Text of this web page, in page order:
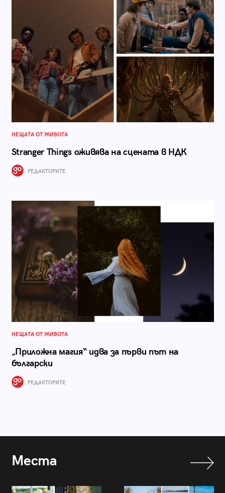
НЕЩАТА ОТ ЖИВОТА
Stranger Things оживява на сцената в НДК
РЕДАКТОРИТЕ
НЕЩАТА ОТ ЖИВОТА
„Приложна магия“ идва за първи път на
български
РЕДАКТОРИТЕ
Места